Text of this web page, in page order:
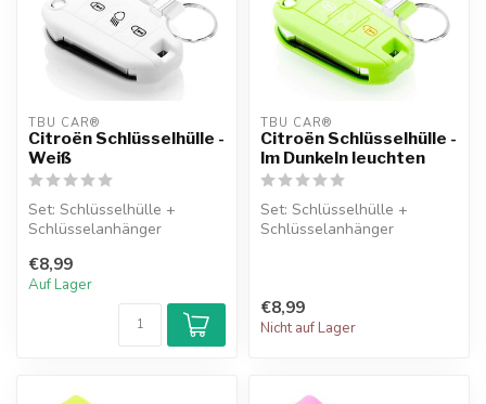
TBU CAR®
Citroën Schlüsselhülle -
Weiß
Set: Schlüsselhülle +
Schlüsselanhänger
€8,99
Auf Lager
TBU CAR®
Citroën Schlüsselhülle -
Im Dunkeln leuchten
Set: Schlüsselhülle +
Schlüsselanhänger
€8,99
Nicht auf Lager